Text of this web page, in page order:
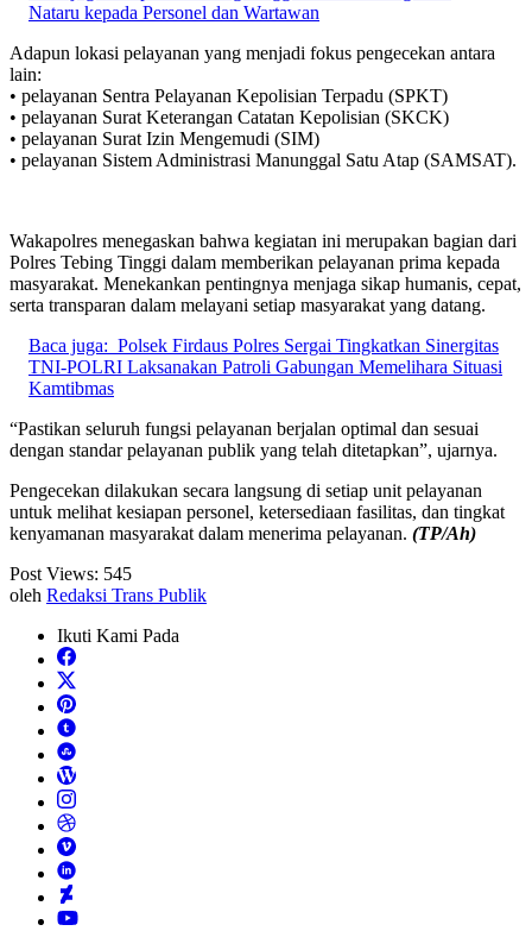
Nataru kepada Personel dan Wartawan
Adapun lokasi pelayanan yang menjadi fokus pengecekan antara
lain:
• pelayanan Sentra Pelayanan Kepolisian Terpadu (SPKT)
• pelayanan Surat Keterangan Catatan Kepolisian (SKCK)
• pelayanan Surat Izin Mengemudi (SIM)
• pelayanan Sistem Administrasi Manunggal Satu Atap (SAMSAT).
Wakapolres menegaskan bahwa kegiatan ini merupakan bagian dari
Polres Tebing Tinggi dalam memberikan pelayanan prima kepada
masyarakat. Menekankan pentingnya menjaga sikap humanis, cepat,
serta transparan dalam melayani setiap masyarakat yang datang.
Baca juga: Polsek Firdaus Polres Sergai Tingkatkan Sinergitas
TNI-POLRI Laksanakan Patroli Gabungan Memelihara Situasi
Kamtibmas
“Pastikan seluruh fungsi pelayanan berjalan optimal dan sesuai
dengan standar pelayanan publik yang telah ditetapkan”, ujarnya.
Pengecekan dilakukan secara langsung di setiap unit pelayanan
untuk melihat kesiapan personel, ketersediaan fasilitas, dan tingkat
kenyamanan masyarakat dalam menerima pelayanan. (TP/Ah)
Post Views: 545
oleh Redaksi Trans Publik
Ikuti Kami Pada